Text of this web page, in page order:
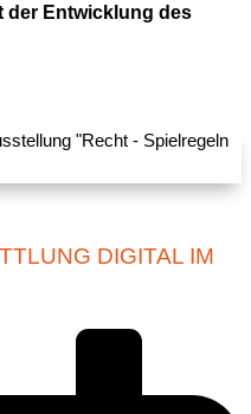
der Entwicklung des
DIGITAL IM